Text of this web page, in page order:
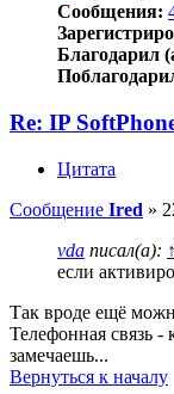
Сообщения:
Благодарил
Re: IP
Цитата
Сообщение Ired »
vda писал(а): ↑
если
Так вроде ещё
Телефонная связь -
замечаешь...
Вернуться к началу